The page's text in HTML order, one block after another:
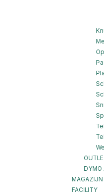
DYMO
MAGAZIJN
FACILITY